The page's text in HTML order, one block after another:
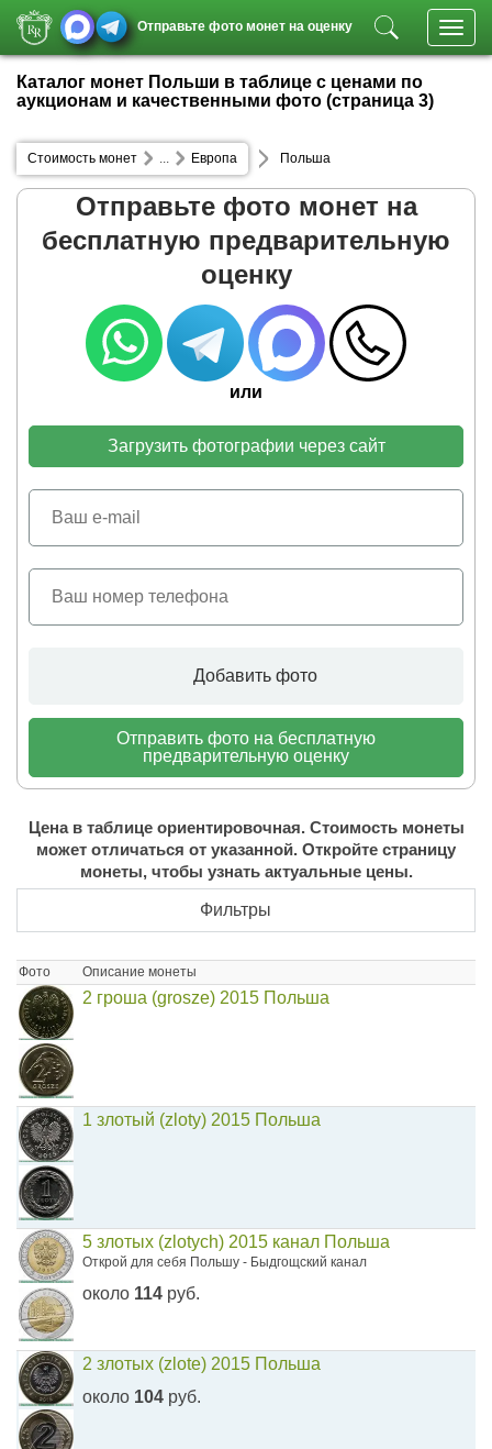
Отправьте фото монет на оценку
Каталог монет Польши в таблице с ценами по
аукционам и качественными фото (страница 3)
Стоимость монет Европа
... Польша
Отправьте фото монет на
бесплатную предварительную
оценку
или
Загрузить фотографии через сайт
Добавить фото
Отправить фото на бесплатную
предварительную оценку
Цена в таблице ориентировочная. Стоимость монеты
может отличаться от указанной. Откройте страницу
монеты, чтобы узнать актуальные цены.
Фильтры
Фото Описание монеты
2 гроша (grosze) 2015 Польша
1 злотый (zloty) 2015 Польша
5 злотых (zlotych) 2015 канал Польша
Открой для себя Польшу - Быдгощский канал
около 114 руб.
2 злотых (zlote) 2015 Польша
около 104 руб.